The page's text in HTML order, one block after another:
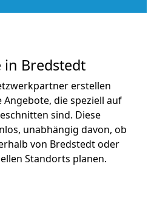
in Bredstedt
erstellen
die speziell auf
sind. Diese
unabhängig davon, ob
von Bredstedt oder
Standorts planen.